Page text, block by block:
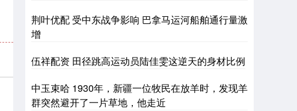
荆叶优配 受中东战争影响 巴拿马运河船舶通行量激
增
伍祥配资 田径跳高运动员陆佳雯这逆天的身材比例
中玉束哈 1930年，新疆一位牧民在放羊时，发现羊
群突然避开了一片草地，他走近